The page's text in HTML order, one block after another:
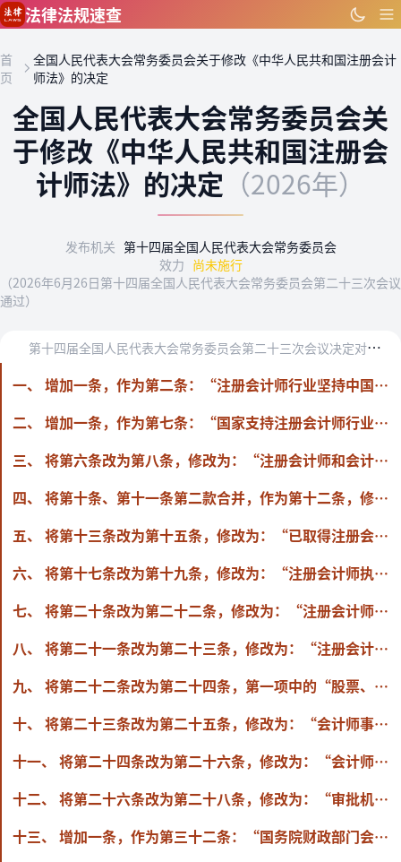
跳到主要内容
法律法规速查
首
页
全国人民代表大会常务委员会关于修改《中华人民共和国注册会计
师法》的决定
全国人民代表大会常务委员会关
于修改《中华人民共和国注册会
计师法》的决定 （2026年）
发布机关 第十四届全国人民代表大会常务委员会
效力 尚未施行
（2026年6月26日第十四届全国人民代表大会常务委员会第二十三次会议
通过）
第
十四届全国人民代表大会常务委员会第二十三次会议决定对《中华人民共和国注册会计师法》作如下修改：
一、 增加一条，作为第二条：“注册会计师行业坚持中国共产党的领导，贯彻落实党和国家路线方针政策、决策部署，为国民经济和社会发展服务。”
二、 增加一条，作为第七条：“国家支持注册会计师行业加强诚信建设，提高审计质量，拓展服务网络，提升规范化、专业化水平，促进注册会计师行业健康发展。”
三、 将第六条改为第八条，修改为：“注册会计师和会计师事务所执行业务，必须遵守法律、行政法规，遵循执业准则，恪守职业道德，坚持诚信、客观、独立、公正。
四、 将第十条、第十一条第二款合并，作为第十二条，修改为：“有下列情形之一的，受理申请的注册会计师协会不予注册：
五、 将第十三条改为第十五条，修改为：“已取得注册会计师证书的人员，注册后有下列情形之一的，由准予注册的注册会计师协会注销或者撤销注册，收回注册会计师证书：
六、 将第十七条改为第十九条，修改为：“注册会计师执行业务，可以根据需要查阅被审计单位以及相关单位和个人的有关会计资料和文件，查看被审计单位的业务现场和设施，要求委托人或者被审计单位提供其他必要的协助。
七、 将第二十条改为第二十二条，修改为：“注册会计师执行审计业务，遇有下列情形之一的，应当拒绝出具有关报告，或者出具非无保留意见的报告：
八、 将第二十一条改为第二十三条，修改为：“注册会计师执行审计业务，必须以国家统一的会计制度为依据，按照执业准则、规则确定的工作程序出具报告，不得出具虚假报告。
九、 将第二十二条改为第二十四条，第一项中的“股票、债券”修改为“证券”。
十、 将第二十三条改为第二十五条，修改为：“会计师事务所可以由注册会计师合伙设立。合伙设立的会计师事务所应当采用普通合伙或者特殊的普通合伙形式。
十一、 将第二十四条改为第二十六条，修改为：“会计师事务所符合下列条件的，可以是负有限责任的法人：
十二、 将第二十六条改为第二十八条，修改为：“审批机关应当自收到申请文件之日起十五日内决定批准或者不批准。
十三、 增加一条，作为第三十二条：“国务院财政部门会同国务院有关部门依照有关法律规定，对会计师事务所从事上市公司审计等金融活动审计服务实施准入管理。”